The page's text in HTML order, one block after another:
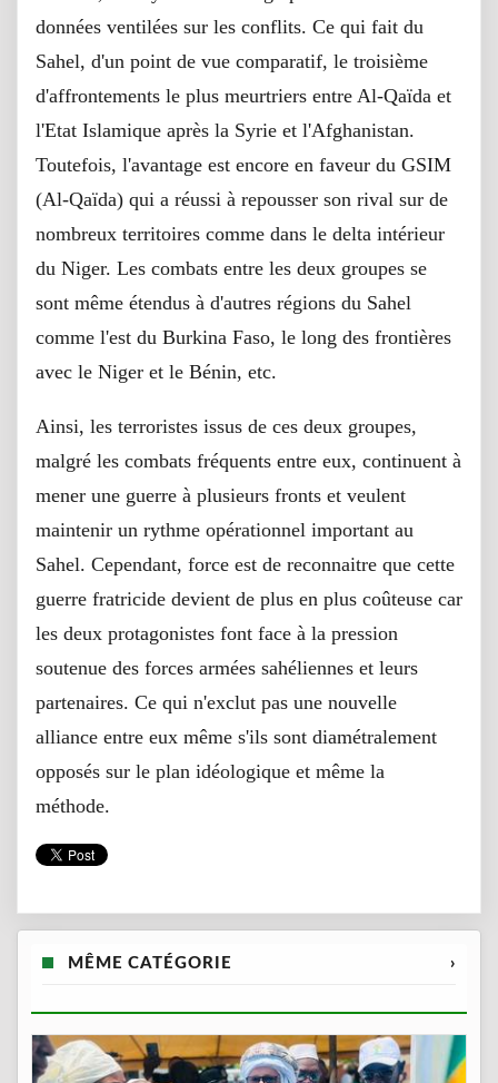
données ventilées sur les conflits. Ce qui fait du
Sahel, d'un point de vue comparatif, le troisième
d'affrontements le plus meurtriers entre Al-Qaïda et
l'Etat Islamique après la Syrie et l'Afghanistan.
Toutefois, l'avantage est encore en faveur du GSIM
(Al-Qaïda) qui a réussi à repousser son rival sur de
nombreux territoires comme dans le delta intérieur
du Niger. Les combats entre les deux groupes se
sont même étendus à d'autres régions du Sahel
comme l'est du Burkina Faso, le long des frontières
avec le Niger et le Bénin, etc.
Ainsi, les terroristes issus de ces deux groupes,
malgré les combats fréquents entre eux, continuent à
mener une guerre à plusieurs fronts et veulent
maintenir un rythme opérationnel important au
Sahel. Cependant, force est de reconnaitre que cette
guerre fratricide devient de plus en plus coûteuse car
les deux protagonistes font face à la pression
soutenue des forces armées sahéliennes et leurs
partenaires. Ce qui n'exclut pas une nouvelle
alliance entre eux même s'ils sont diamétralement
opposés sur le plan idéologique et même la
méthode.
MÊME CATÉGORIE ›